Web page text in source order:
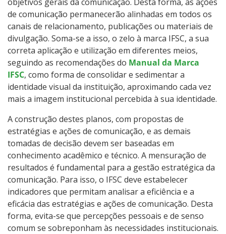
de comunicação permanecerão alinhadas em todos os
canais de relacionamento, publicações ou materiais de
divulgação. Soma-se a isso, o zelo à marca IFSC, a sua
correta aplicação e utilização em diferentes meios,
seguindo as recomendações do Manual da Marca
IFSC, como forma de consolidar e sedimentar a
identidade visual da instituição, aproximando cada vez
mais a imagem institucional percebida à sua identidade.
A construção destes planos, com propostas de
estratégias e ações de comunicação, e as demais
tomadas de decisão devem ser baseadas em
conhecimento acadêmico e técnico. A mensuração de
resultados é fundamental para a gestão estratégica da
comunicação. Para isso, o IFSC deve estabelecer
indicadores que permitam analisar a eficiência e a
eficácia das estratégias e ações de comunicação. Desta
forma, evita-se que percepções pessoais e de senso
comum se sobreponham às necessidades institucionais.